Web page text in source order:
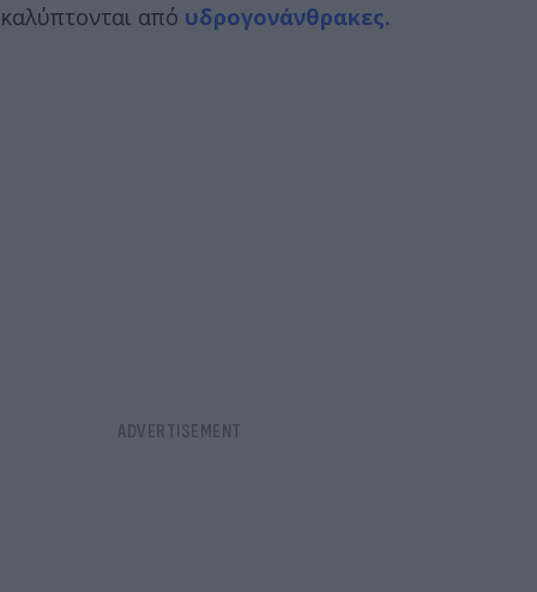
καλύπτονται από υδρογονάνθρακες.